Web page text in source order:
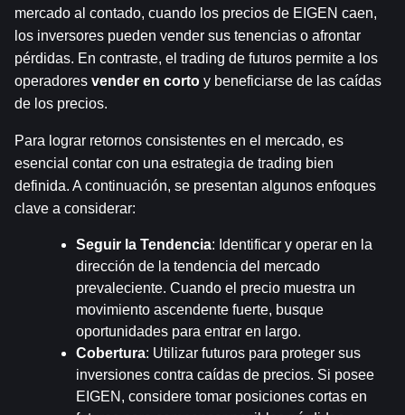
mercado al contado, cuando los precios de EIGEN caen,
los inversores pueden vender sus tenencias o afrontar
pérdidas. En contraste, el trading de futuros permite a los
operadores vender en corto y beneficiarse de las caídas
de los precios.
Para lograr retornos consistentes en el mercado, es
esencial contar con una estrategia de trading bien
definida. A continuación, se presentan algunos enfoques
clave a considerar:
Seguir la Tendencia: Identificar y operar en la
dirección de la tendencia del mercado
prevaleciente. Cuando el precio muestra un
movimiento ascendente fuerte, busque
oportunidades para entrar en largo.
Cobertura: Utilizar futuros para proteger sus
inversiones contra caídas de precios. Si posee
EIGEN, considere tomar posiciones cortas en